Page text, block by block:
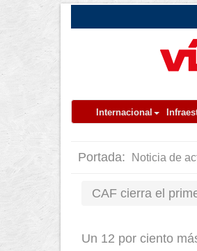
Internacional
Portada: Noticia de
CAF cierra el
Un 12 por ciento